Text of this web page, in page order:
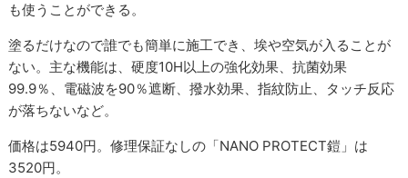
も使うことができる。
塗るだけなので誰でも簡単に施工でき、埃や空気が入ることが
ない。主な機能は、硬度10H以上の強化効果、抗菌効果
99.9％、電磁波を90％遮断、撥水効果、指紋防止、タッチ反応
が落ちないなど。
価格は5940円。修理保証なしの「NANO PROTECT鎧」は
3520円。